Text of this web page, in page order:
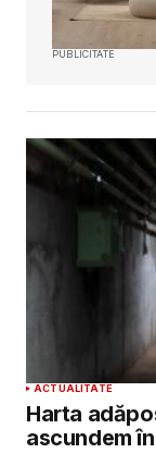
PUBLICITATE
ACTUALITATE
Harta
ascundem